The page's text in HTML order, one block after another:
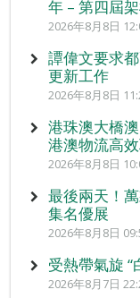
年 – 第四屆
2026年8月8日
譚偉文要求
更新工作
2026年8月8日
港珠澳大橋
港澳物流高
2026年8月8日
最後兩天！
集名優展
2026年8月8日
受熱帶氣旋
2026年8月7日